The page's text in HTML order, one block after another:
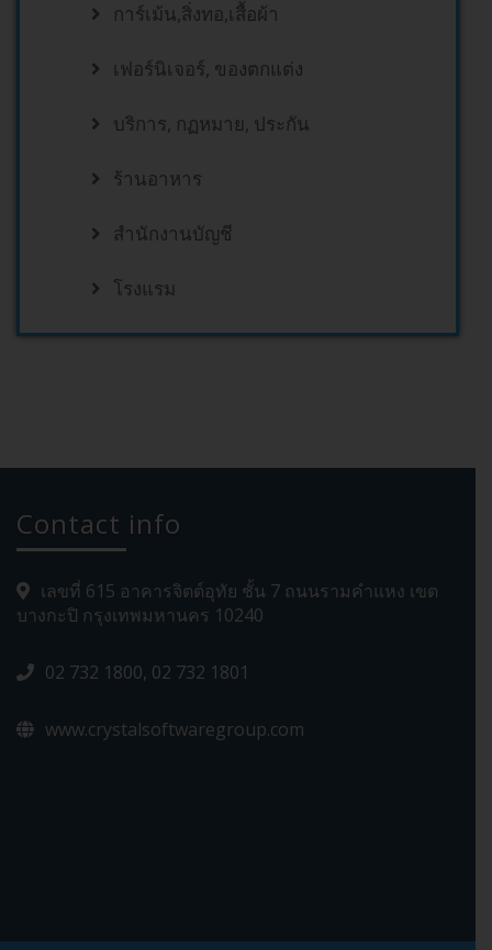
การ์เม้น,สิ่งทอ,เสื้อผ้า
เฟอร์นิเจอร์, ของตกแต่ง
บริการ, กฏหมาย, ประกัน
ร้านอาหาร
สำนักงานบัญชี
โรงแรม
Contact info
เลขที่ 615 อาคารจิตต์อุทัย ชั้น 7 ถนนรามคำแหง เขต
บางกะปิ กรุงเทพมหานคร 10240
02 732 1800, 02 732 1801
www.crystalsoftwaregroup.com